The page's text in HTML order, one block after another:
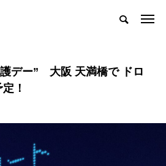
デー” 大阪 天満橋で ドロ
！